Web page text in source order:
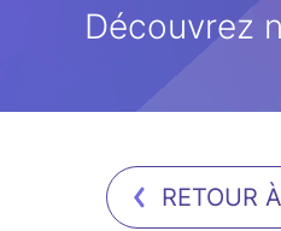
Découvrez
RETOUR